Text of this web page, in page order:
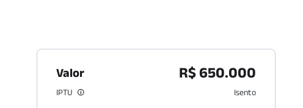
Valor R$ 650.000
IPTU Isento